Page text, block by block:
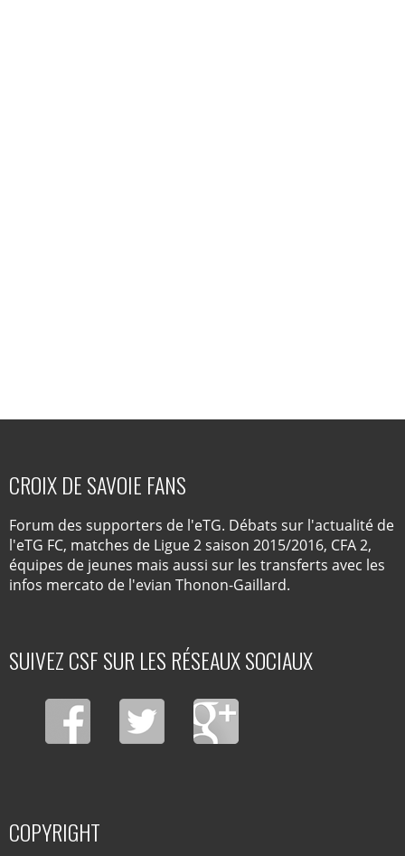
CROIX DE SAVOIE FANS
Forum des supporters de l'eTG. Débats sur l'actualité de
l'eTG FC, matches de Ligue 2 saison 2015/2016, CFA 2,
équipes de jeunes mais aussi sur les transferts avec les
infos mercato de l'evian Thonon-Gaillard.
SUIVEZ CSF SUR LES RÉSEAUX SOCIAUX
COPYRIGHT